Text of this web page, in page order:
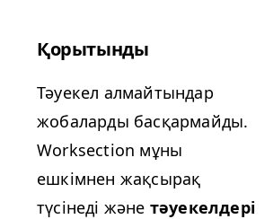
Қорытынды
Тәуекел алмайтындар
жобаларды басқармайды.
Work­sec­tion мұны
ешкімнен жақсырақ
түсінеді және тәуекелдері